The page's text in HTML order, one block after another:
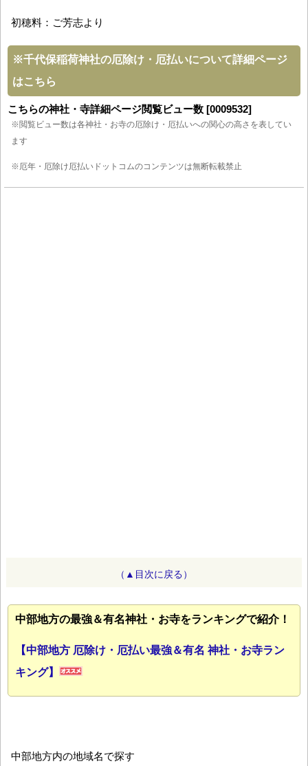
初穂料：ご芳志より
※千代保稲荷神社の厄除け・厄払いについて詳細ページ
はこちら
こちらの神社・寺詳細ページ閲覧ビュー数 [0009532]
※閲覧ビュー数は各神社・お寺の厄除け・厄払いへの関心の高さを表してい
ます
※厄年・厄除け厄払いドットコムのコンテンツは無断転載禁止
（▲目次に戻る）
中部地方の最強＆有名神社・お寺をランキングで紹介！
【中部地方 厄除け・厄払い最強＆有名 神社・お寺ラン
キング】
中部地方内の地域名で探す